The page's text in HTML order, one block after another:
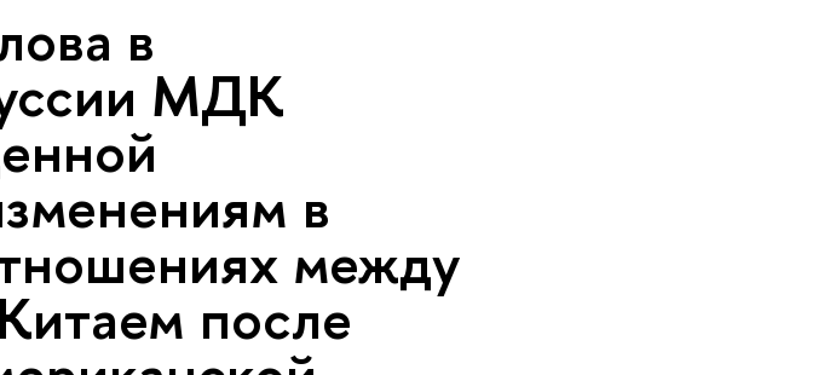
в
МДК
в
между
после